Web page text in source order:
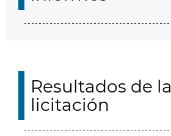
Resultados de la
licitación